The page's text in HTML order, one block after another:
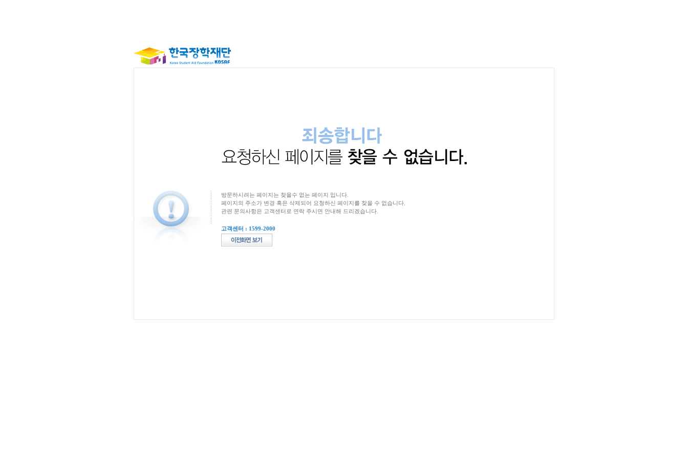
방문하시려는 페이지는 찾을수 없는 페이지 입니다.
페이지의 주소가 변경 혹은 삭제되어 요청하신 페이지를 찾을 수 없습니다.
관련 문의사항은 고객센터로 연락 주시면 안내해 드리겠습니다.
고객센터 : 1599-2000